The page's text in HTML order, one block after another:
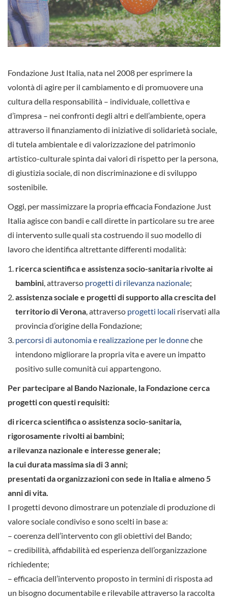
Fondazione Just Italia, nata nel 2008 per esprimere la
volontà di agire per il cambiamento e di promuovere una
cultura della responsabilità – individuale, collettiva e
d’impresa – nei confronti degli altri e dell’ambiente, opera
attraverso il finanziamento di iniziative di solidarietà sociale,
di tutela ambientale e di valorizzazione del patrimonio
artistico-culturale spinta dai valori di rispetto per la persona,
di giustizia sociale, di non discriminazione e di sviluppo
sostenibile.
Oggi, per massimizzare la propria efficacia Fondazione Just
Italia agisce con bandi e call dirette in particolare su tre aree
di intervento sulle quali sta costruendo il suo modello di
lavoro che identifica altrettante differenti modalità:
ricerca scientifica e assistenza socio-sanitaria rivolte ai
bambini, attraverso progetti di rilevanza nazionale;
assistenza sociale e progetti di supporto alla crescita del
territorio di Verona, attraverso progetti locali riservati alla
provincia d’origine della Fondazione;
percorsi di autonomia e realizzazione per le donneche
intendono migliorare la propria vita e avere un impatto
positivo sulle comunità cui appartengono.
Per partecipare al Bando Nazionale, la Fondazione cerca
progetti con questi requisiti:
di ricerca scientifica o assistenza socio-sanitaria,
rigorosamente rivolti ai bambini;
a rilevanza nazionale e interesse generale;
la cui durata massima sia di 3 anni;
presentati da organizzazioni con sede in Italia e almeno 5
anni di vita.
I progetti devono dimostrare un potenziale di produzione di
valore sociale condiviso e sono scelti in base a:
– coerenza dell’intervento con gli obiettivi del Bando;
– credibilità, affidabilità ed esperienza dell’organizzazione
richiedente;
– efficacia dell’intervento proposto in termini di risposta ad
un bisogno documentabile e rilevabile attraverso la raccolta